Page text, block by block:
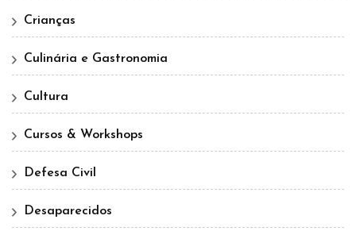
Crianças
Culinária e Gastronomia
Cultura
Cursos & Workshops
Defesa Civil
Desaparecidos